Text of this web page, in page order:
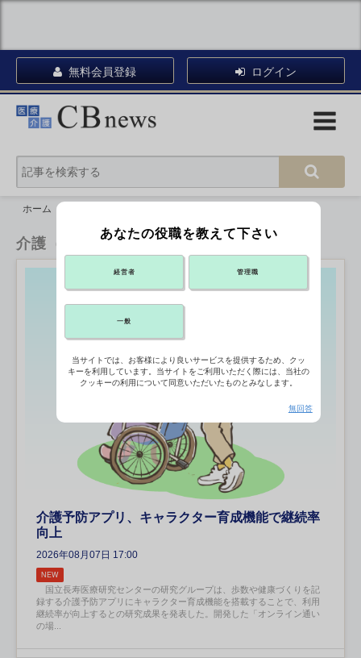
無料会員登録 ログイン
ホーム
介護（CBnews）
介護予防アプリ、キャラクター育成機能で継続率
向上
2026年08月07日 17:00
NEW
国立長寿医療研究センターの研究グループは、歩数や健康づくりを記
録する介護予防アプリにキャラクター育成機能を搭載することで、利用
継続率が向上するとの研究成果を発表した。開発した「オンライン通い
の場...
あなたの役職を教えて下さい
経営者 管理職
一般
当サイトでは、お客様により良いサービスを提供するため、クッ
キーを利用しています。当サイトをご利用いただく際には、当社の
クッキーの利用について同意いただいたものとみなします。
無回答